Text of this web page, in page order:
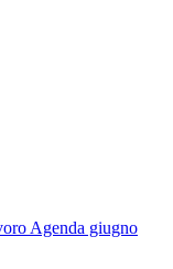
Agenda giugno